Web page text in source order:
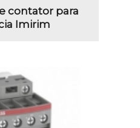
contator para
Imirim